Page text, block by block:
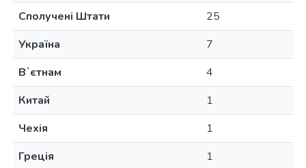
Сполучені Штати
25
Україна
7
Вʼєтнам
4
Китай
1
Чехія
1
Греція
1